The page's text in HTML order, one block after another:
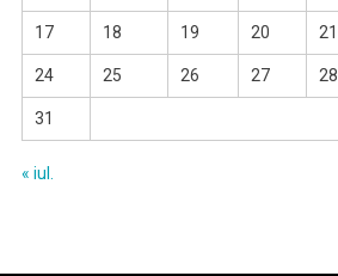
17 18 19 20 21
24 25 26 27 28
31
« iul.